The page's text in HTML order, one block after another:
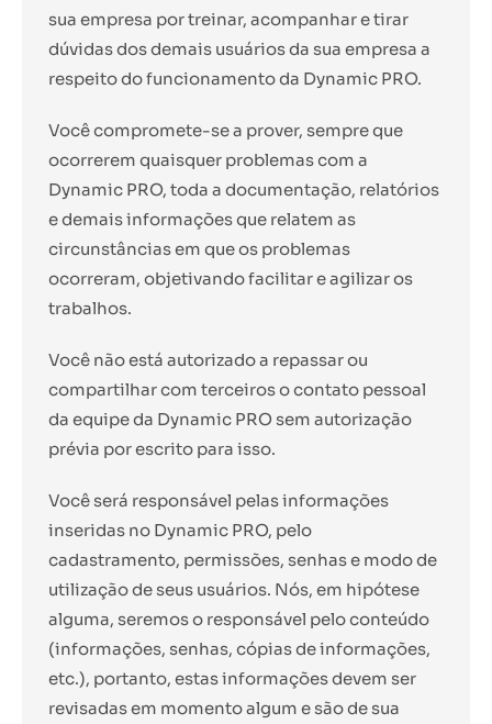
sua empresa por treinar, acompanhar e tirar
dúvidas dos demais usuários da sua empresa a
respeito do funcionamento da Dynamic PRO.
Você compromete-se a prover, sempre que
ocorrerem quaisquer problemas com a
Dynamic PRO, toda a documentação, relatórios
e demais informações que relatem as
circunstâncias em que os problemas
ocorreram, objetivando facilitar e agilizar os
trabalhos.
Você não está autorizado a repassar ou
compartilhar com terceiros o contato pessoal
da equipe da Dynamic PRO sem autorização
prévia por escrito para isso.
Você será responsável pelas informações
inseridas no Dynamic PRO, pelo
cadastramento, permissões, senhas e modo de
utilização de seus usuários. Nós, em hipótese
alguma, seremos o responsável pelo conteúdo
(informações, senhas, cópias de informações,
etc.), portanto, estas informações devem ser
revisadas em momento algum e são de sua